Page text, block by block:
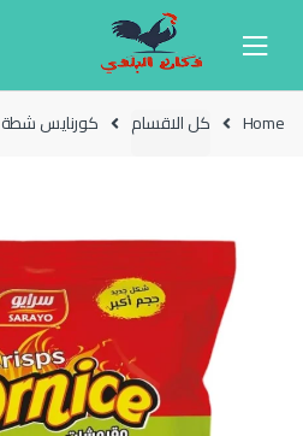
Home كل الاقسام كورنايس شطة